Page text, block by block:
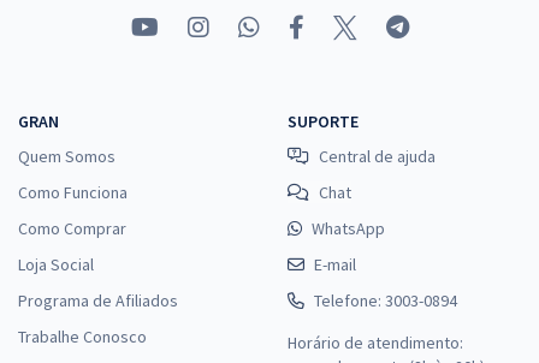
GRAN
Quem Somos
Como Funciona
Como Comprar
Loja Social
Programa de Afiliados
Trabalhe Conosco
SUPORTE
Central de ajuda
Chat
WhatsApp
E-mail
Telefone: 3003-0894
Horário de atendimento: